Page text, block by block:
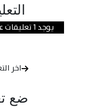
يوجد 1 تعليقات علي هذه المقالة
اخر
ضع